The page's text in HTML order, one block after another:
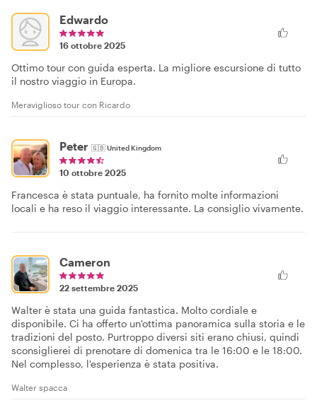
Edwardo
16 ottobre 2025
Ottimo tour con guida esperta. La migliore escursione di tutto
il nostro viaggio in Europa.
Meraviglioso tour con Ricardo
Peter 🇬🇧United Kingdom
10 ottobre 2025
Francesca è stata puntuale, ha fornito molte informazioni
locali e ha reso il viaggio interessante. La consiglio vivamente.
Cameron
22 settembre 2025
Walter è stata una guida fantastica. Molto cordiale e
disponibile. Ci ha offerto un'ottima panoramica sulla storia e le
tradizioni del posto. Purtroppo diversi siti erano chiusi, quindi
sconsiglierei di prenotare di domenica tra le 16:00 e le 18:00.
Nel complesso, l'esperienza è stata positiva.
Walter spacca